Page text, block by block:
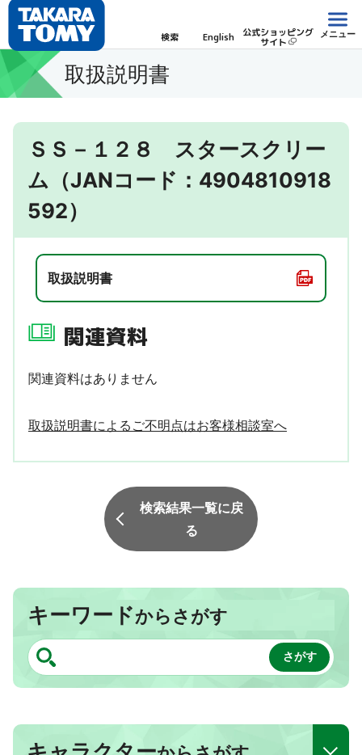
検索 English 公式ショッピング
サイト
メニュー
取扱説明書
ＳＳ－１２８ スタースクリー
ム（JANコード：4904810918
592）
取扱説明書
関連資料
関連資料はありません
取扱説明書によるご不明点はお客様相談室へ
検索結果一覧に戻
る
キーワードからさがす